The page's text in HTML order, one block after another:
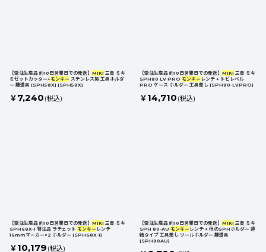
【受注生産品 約10日営業日での発送】 MIKI 三貴 ミキ
ミゼットカッター+モンキー ステンレス製 工具ホルダ
ー 腰道具 [SPH58X] [SPH58X]
￥ 7,240 (税込)
【受注生産品 約10日営業日での発送】 MIKI 三貴 ミキ
SPH80 LV PRO モンキー レンチ + トビレベル
PRO ケース ホルダー 工具差し [SPH80-LVPRO]
￥ 14,710 (税込)
【受注生産品 約10日営業日での発送】 MIKI 三貴 ミキ
SPH68X-1 特注品 ラチェット モンキー レンチ
16mmマーカー×2 ホルダー [SPH68X-1]
￥ 10,179 (税込)
【受注生産品 約10日営業日での発送】 MIKI 三貴 ミキ
SPH 80-AU モンキー レンチ + 他のSPHホルダー 連
結タイプ 工具差し ツールホルダー 腰道具
[SPH80AU]